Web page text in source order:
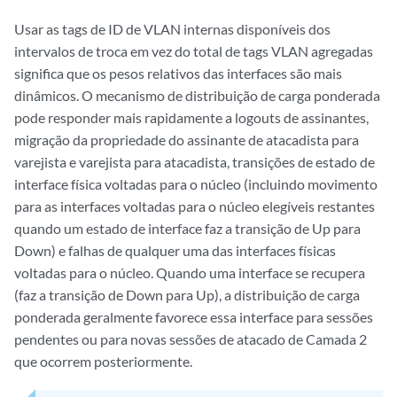
Usar as tags de ID de VLAN internas disponíveis dos
intervalos de troca em vez do total de tags VLAN agregadas
significa que os pesos relativos das interfaces são mais
dinâmicos. O mecanismo de distribuição de carga ponderada
pode responder mais rapidamente a logouts de assinantes,
migração da propriedade do assinante de atacadista para
varejista e varejista para atacadista, transições de estado de
interface física voltadas para o núcleo (incluindo movimento
para as interfaces voltadas para o núcleo elegíveis restantes
quando um estado de interface faz a transição de Up para
Down) e falhas de qualquer uma das interfaces físicas
voltadas para o núcleo. Quando uma interface se recupera
(faz a transição de Down para Up), a distribuição de carga
ponderada geralmente favorece essa interface para sessões
pendentes ou para novas sessões de atacado de Camada 2
que ocorrem posteriormente.